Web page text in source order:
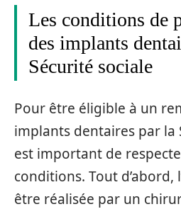
Les conditions de
des implants
Sécurité sociale
Pour être éligible à un
implants dentaires par la
est important de
conditions. Tout
être réalisée par un